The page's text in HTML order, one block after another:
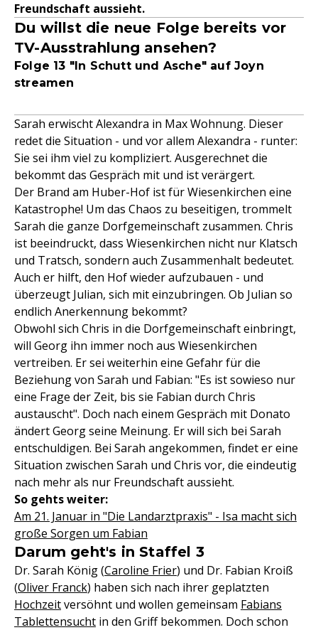
Freundschaft aussieht.
Du willst die neue Folge bereits vor
TV-Ausstrahlung ansehen?
Folge 13 "In Schutt und Asche" auf Joyn
streamen
Sarah erwischt Alexandra in Max Wohnung. Dieser
redet die Situation - und vor allem Alexandra - runter:
Sie sei ihm viel zu kompliziert. Ausgerechnet die
bekommt das Gespräch mit und ist verärgert.
Der Brand am Huber-Hof ist für Wiesenkirchen eine
Katastrophe! Um das Chaos zu beseitigen, trommelt
Sarah die ganze Dorfgemeinschaft zusammen. Chris
ist beeindruckt, dass Wiesenkirchen nicht nur Klatsch
und Tratsch, sondern auch Zusammenhalt bedeutet.
Auch er hilft, den Hof wieder aufzubauen - und
überzeugt Julian, sich mit einzubringen. Ob Julian so
endlich Anerkennung bekommt?
Obwohl sich Chris in die Dorfgemeinschaft einbringt,
will Georg ihn immer noch aus Wiesenkirchen
vertreiben. Er sei weiterhin eine Gefahr für die
Beziehung von Sarah und Fabian: "Es ist sowieso nur
eine Frage der Zeit, bis sie Fabian durch Chris
austauscht". Doch nach einem Gespräch mit Donato
ändert Georg seine Meinung. Er will sich bei Sarah
entschuldigen. Bei Sarah angekommen, findet er eine
Situation zwischen Sarah und Chris vor, die eindeutig
nach mehr als nur Freundschaft aussieht.
So gehts weiter:
Am 21. Januar in "Die Landarztpraxis" - Isa macht sich
große Sorgen um Fabian
Darum geht's in Staffel 3
Dr. Sarah König (Caroline Frier) und Dr. Fabian Kroiß
(Oliver Franck) haben sich nach ihrer geplatzten
Hochzeitversöhnt und wollen gemeinsam Fabians
Tablettensucht in den Griff bekommen. Doch schon